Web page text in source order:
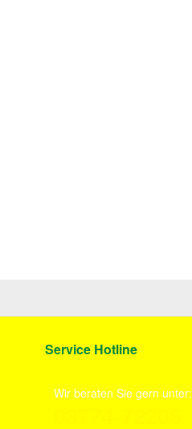
Service Hotline
Wir beraten Sie gern unter: